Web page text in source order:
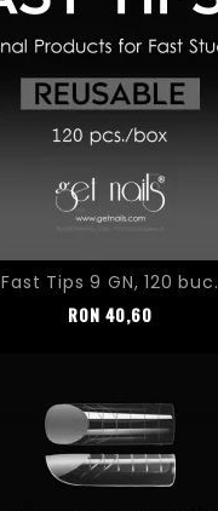
Fast Tips 9 GN, 120 buc.
Pret
RON 40,60